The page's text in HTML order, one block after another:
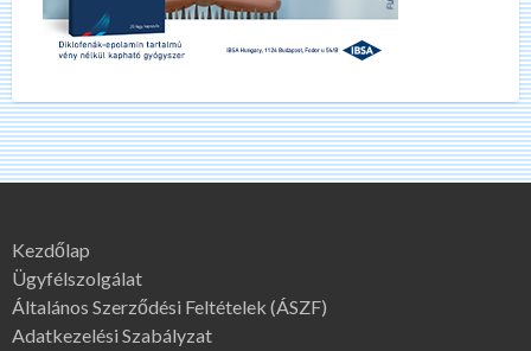
Kezdőlap
Ügyfélszolgálat
Általános Szerződési Feltételek (ÁSZF)
Adatkezelési Szabályzat